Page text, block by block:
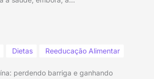
Dietas Reeducação Alimentar
perdendo barriga e ganhando